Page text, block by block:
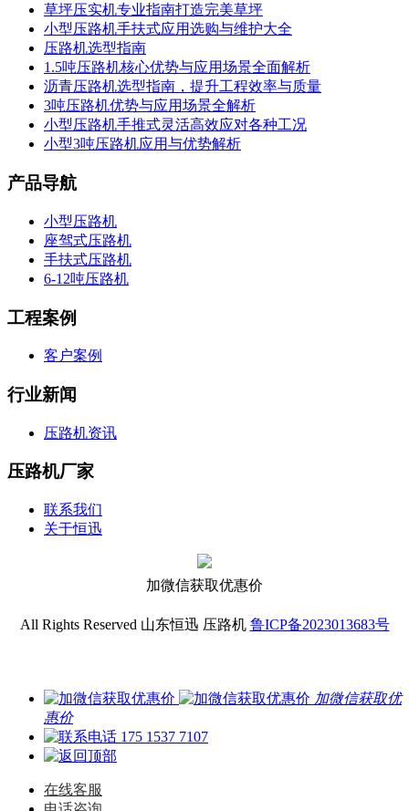
草坪压实机专业指南打造完美草坪
小型压路机手扶式应用选购与维护大全
压路机选型指南
1.5吨压路机核心优势与应用场景全面解析
沥青压路机选型指南，提升工程效率与质量
3吨压路机优势与应用场景全解析
小型压路机手推式灵活高效应对各种工况
小型3吨压路机应用与优势解析
产品导航
小型压路机
座驾式压路机
手扶式压路机
6-12吨压路机
工程案例
客户案例
行业新闻
压路机资讯
压路机厂家
联系我们
关于恒迅
加微信获取优惠价
All Rights Reserved 山东恒迅 压路机 鲁ICP备2023013683号
加微信获取优
惠价
175 1537 7107
在线客服